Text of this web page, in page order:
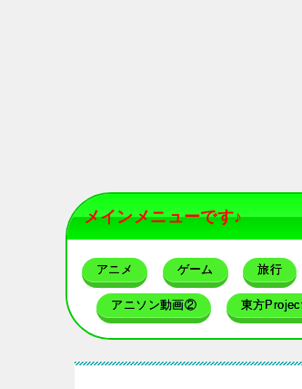
メインメニューです♪
アニメ ゲーム 旅行
アニソン動画② 東方